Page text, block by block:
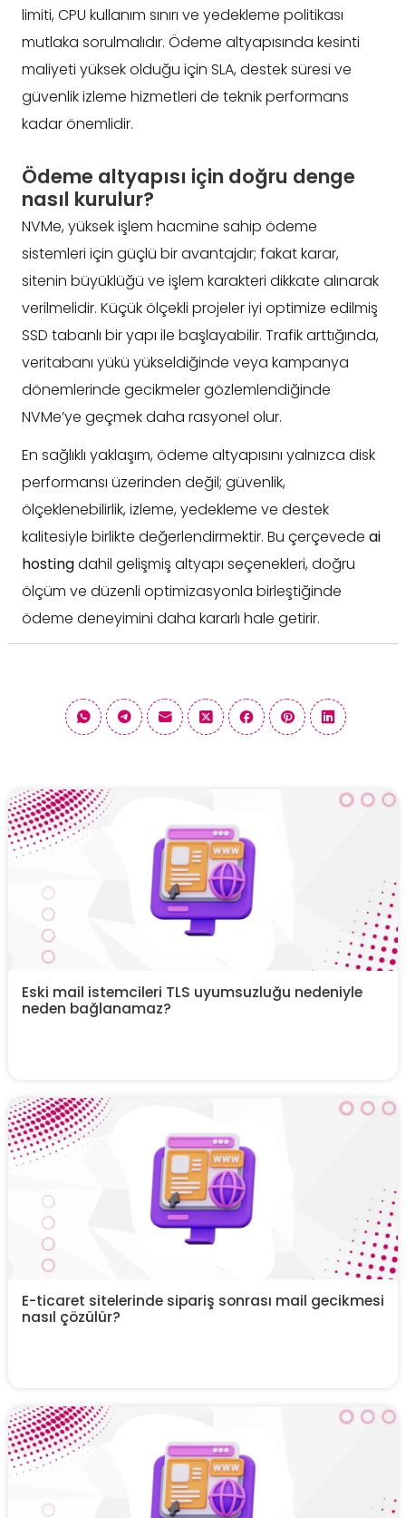
limiti, CPU kullanım sınırı ve yedekleme politikası
mutlaka sorulmalıdır. Ödeme altyapısında kesinti
maliyeti yüksek olduğu için SLA, destek süresi ve
güvenlik izleme hizmetleri de teknik performans
kadar önemlidir.
Ödeme altyapısı için doğru denge
nasıl kurulur?
NVMe, yüksek işlem hacmine sahip ödeme
sistemleri için güçlü bir avantajdır; fakat karar,
sitenin büyüklüğü ve işlem karakteri dikkate alınarak
verilmelidir. Küçük ölçekli projeler iyi optimize edilmiş
SSD tabanlı bir yapı ile başlayabilir. Trafik arttığında,
veritabanı yükü yükseldiğinde veya kampanya
dönemlerinde gecikmeler gözlemlendiğinde
NVMe’ye geçmek daha rasyonel olur.
En sağlıklı yaklaşım, ödeme altyapısını yalnızca disk
performansı üzerinden değil; güvenlik,
ölçeklenebilirlik, izleme, yedekleme ve destek
kalitesiyle birlikte değerlendirmektir. Bu çerçevede ai
hostingdahil gelişmiş altyapı seçenekleri, doğru
ölçüm ve düzenli optimizasyonla birleştiğinde
ödeme deneyimini daha kararlı hale getirir.
Eski mail istemcileri TLS uyumsuzluğu nedeniyle
neden bağlanamaz?
E-ticaret sitelerinde sipariş sonrası mail gecikmesi
nasıl çözülür?